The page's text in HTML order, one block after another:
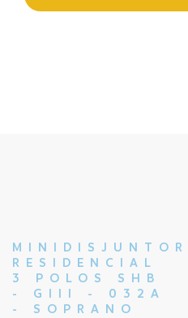
MINIDISJUNTOR
RESIDENCIAL
3 POLOS SHB
- GIII - 032A
- SOPRANO